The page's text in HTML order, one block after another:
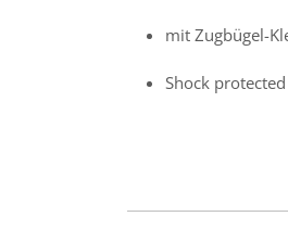
mit Zugbügel-
Shock protected